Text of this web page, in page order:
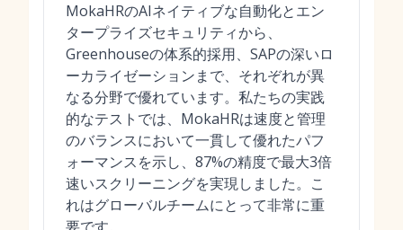
MokaHRのAIネイティブな自動化とエン
タープライズセキュリティから、
Greenhouseの体系的採用、SAPの深いロ
ーカライゼーションまで、それぞれが異
なる分野で優れています。私たちの実践
的なテストでは、MokaHRは速度と管理
のバランスにおいて一貫して優れたパフ
ォーマンスを示し、87%の精度で最大3倍
速いスクリーニングを実現しました。こ
れはグローバルチームにとって非常に重